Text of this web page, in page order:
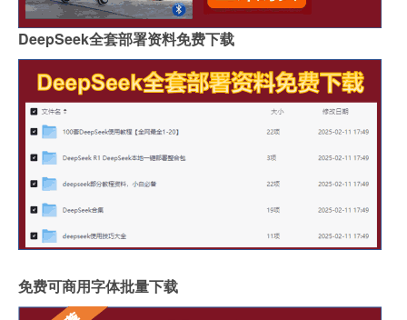
DeepSeek全套部署资料免费下载
免费可商用字体批量下载